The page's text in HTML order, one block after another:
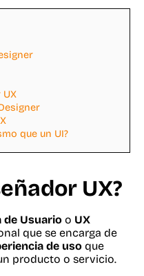
que un UI?
UX?
de Usuario o UX
que se encarga de
de uso que
producto o servicio.